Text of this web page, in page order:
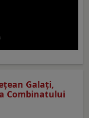
Galaţi,
Combinatului